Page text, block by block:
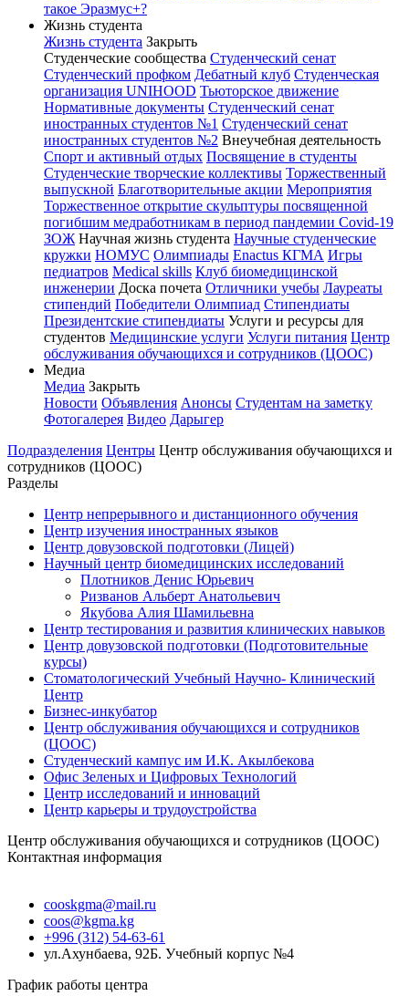
такое Эразмус+?
Жизнь студента
Жизнь студента Закрыть
Студенческие сообщества Студенческий сенат
Студенческий профком Дебатный клуб Студенческая
организация UNIHOOD Тьюторское движение
Нормативные документы Студенческий сенат
иностранных студентов №1 Студенческий сенат
иностранных студентов №2 Внеучебная деятельность
Спорт и активный отдых Посвящение в студенты
Студенческие творческие коллективы Торжественный
выпускной Благотворительные акции Мероприятия
Торжественное открытие скульптуры посвященной
погибшим медработникам в период пандемии Covid-19
ЗОЖ Научная жизнь студента Научные студенческие
кружки НОМУС Олимпиады Enactus КГМА Игры
педиатров Medical skills Клуб биомедицинской
инженерии Доска почета Отличники учебы Лауреаты
стипендий Победители Олимпиад Стипендиаты
Президентские стипендиаты Услуги и ресурсы для
студентов Медицинские услуги Услуги питания Центр
обслуживания обучающихся и сотрудников (ЦООС)
Медиа
Медиа Закрыть
Новости Объявления Анонсы Студентам на заметку
Фотогалерея Видео Дарыгер
Подразделения Центры Центр обслуживания обучающихся и
сотрудников (ЦООС)
Разделы
Центр непрерывного и дистанционного обучения
Центр изучения иностранных языков
Центр довузовской подготовки (Лицей)
Научный центр биомедицинских исследований
Плотников Денис Юрьевич
Ризванов Альберт Анатольевич
Якубова Алия Шамильевна
Центр тестирования и развития клинических навыков
Центр довузовской подготовки (Подготовительные
курсы)
Стоматологический Учебный Научно- Клинический
Центр
Бизнес-инкубатор
Центр обслуживания обучающихся и сотрудников
(ЦООС)
Студенческий кампус им И.К. Акылбекова
Офис Зеленых и Цифровых Технологий
Центр исследований и инноваций
Центр карьеры и трудоустройства
Центр обслуживания обучающихся и сотрудников (ЦООС)
Контактная информация
cooskgma@mail.ru
coos@kgma.kg
+996 (312) 54-63-61
ул.Ахунбаева, 92Б. Учебный корпус №4
График работы центра